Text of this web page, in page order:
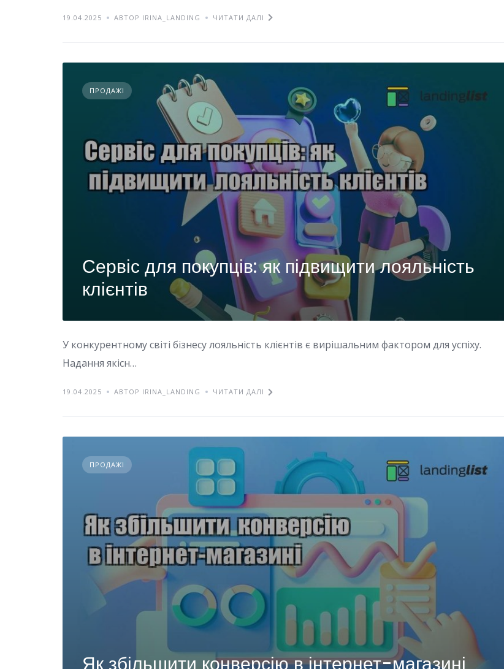
19.04.2025 АВТОР IRINA_LANDING ЧИТАТИ ДАЛІ
ПРОДАЖІ
Сервіс для покупців: як підвищити лояльність
клієнтів
У конкурентному світі бізнесу лояльність клієнтів є вирішальним фактором для успіху.
Надання якісн…
19.04.2025 АВТОР IRINA_LANDING ЧИТАТИ ДАЛІ
ПРОДАЖІ